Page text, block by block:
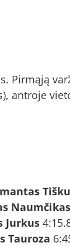
antroje
Naumčikas
Jurkus
Tauroza